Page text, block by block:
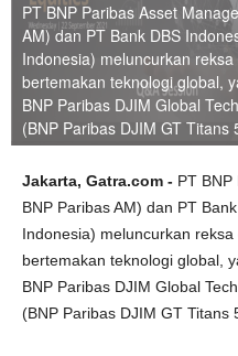
PT BNP Paribas Asset
AM) dan PT Bank DBS
Indonesia) meluncurkan
bertemakan teknologi global,
BNP Paribas DJIM Global
(BNP Paribas DJIM GT Titans
Jakarta, Gatra.com - PT
BNP Paribas AM) dan PT
Indonesia) meluncurkan
bertemakan teknologi global,
BNP Paribas DJIM Global
(BNP Paribas DJIM GT Titans